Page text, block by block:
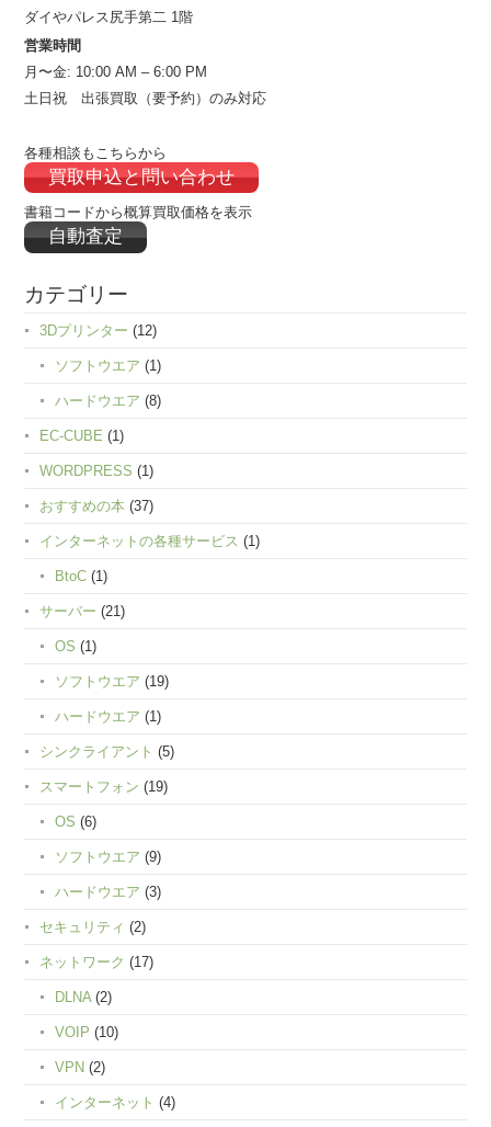
ダイやパレス尻手第二 1階
営業時間
月〜金: 10:00 AM – 6:00 PM
土日祝 出張買取（要予約）のみ対応
各種相談もこちらから
買取申込と問い合わせ
書籍コードから概算買取価格を表示
自動査定
カテゴリー
3Dプリンター (12)
ソフトウエア (1)
ハードウエア (8)
EC-CUBE (1)
WORDPRESS (1)
おすすめの本 (37)
インターネットの各種サービス (1)
BtoC (1)
サーバー (21)
OS (1)
ソフトウエア (19)
ハードウエア (1)
シンクライアント (5)
スマートフォン (19)
OS (6)
ソフトウエア (9)
ハードウエア (3)
セキュリティ (2)
ネットワーク (17)
DLNA (2)
VOIP (10)
VPN (2)
インターネット (4)